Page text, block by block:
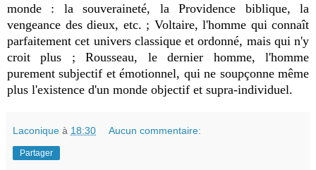
monde : la souveraineté, la Providence biblique, la
vengeance des dieux, etc. ; Voltaire, l'homme qui connaît
parfaitement cet univers classique et ordonné, mais qui n'y
croit plus ; Rousseau, le dernier homme, l'homme
purement subjectif et émotionnel, qui ne soupçonne même
plus l'existence d'un monde objectif et supra-individuel.
Laconique à 18:30 Aucun commentaire:
Partager